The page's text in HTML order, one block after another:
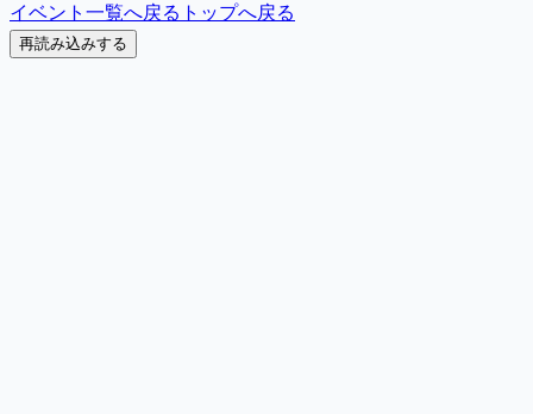
イベント一覧へ戻る トップへ戻る
再読み込みする